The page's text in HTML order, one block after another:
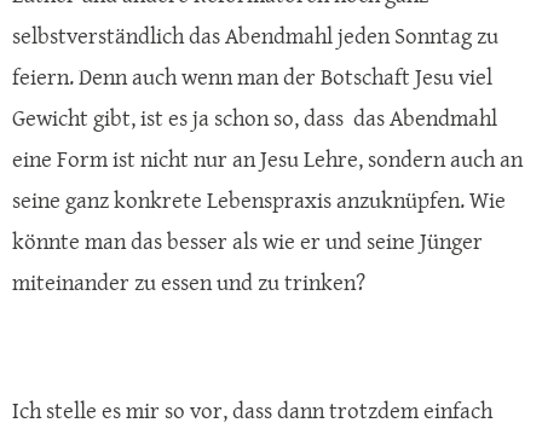
selbstverständlich das Abendmahl jeden Sonntag zu
feiern. Denn auch wenn man der Botschaft Jesu viel
Gewicht gibt, ist es ja schon so, dass das Abendmahl
eine Form ist nicht nur an Jesu Lehre, sondern auch an
seine ganz konkrete Lebenspraxis anzuknüpfen. Wie
könnte man das besser als wie er und seine Jünger
miteinander zu essen und zu trinken?
Ich stelle es mir so vor, dass dann trotzdem einfach